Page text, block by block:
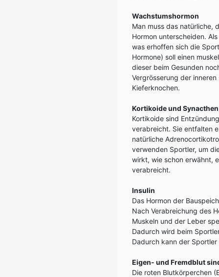
Wachstumshormon
Man muss das natürliche,
Hormon unterscheiden.
was erhoffen sich die
Hormone) soll einen
dieser beim Gesunden
Vergrösserung der
Kieferknochen.
Kortikoide und Synacthen
Kortikoide sind
verabreicht. Sie entfalten
natürliche
verwenden Sportler, um
wirkt, wie schon erwähnt,
verabreicht.
Insulin
Das Hormon der
Nach Verabreichung des
Muskeln und der Leber
Dadurch wird beim
Dadurch kann der
Eigen- und Fremdblut
Die roten Blutkörperchen